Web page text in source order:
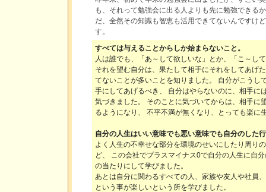
も、それって勉強会に出る人よりも先に勉強できる
だ、全然その知識も智恵も活用できてないんですけ
す。
すべては与えることからしか始まらないこと。
人は誰でも、「あ～して欲しいな」とか、「こ～し
それを望む自分は、果たして相手にそれをしてあげ
てないことが多いことを知りました。 自分がこうし
手にしてあげるべき、 自分はやらないのに、相手に
気づきました。 そのことに気づいてからは、相手に
るようになり、 不平不満が無くなり、とっても楽に
自分の人生はいい意味でも悪い意味でも自分のした
よく人生の不幸せな部分を環境のせいにしたり周り
ど、 この会社でプラスマイナス0で自分の人生に自
の当たりにして学びました。
あとは自分に関わるすべての人、家族や友人や社員
という事が楽しいという所を学びました。